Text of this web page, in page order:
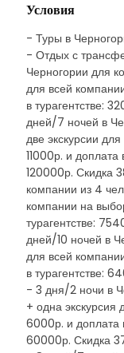
Условия
- Туры в
- Отдых с
Черногории для
для всей
в турагентстве:
дней/7 ночей в
две экскурсии
11000р. и
120000р. Скидка
компании из 4
компании на
турагентстве:
дней/10 ночей в
для всей
в турагентстве:
- 3 дня/2 ночи в
+ одна
6000р. и доплата
60000р. Скидка